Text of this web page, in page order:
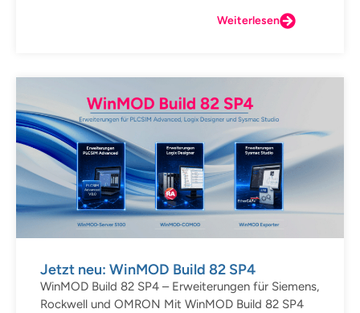
Weiterlesen
Jetzt neu: WinMOD Build 82 SP4
WinMOD Build 82 SP4 – Erweiterungen für Siemens,
Rockwell und OMRON Mit WinMOD Build 82 SP4